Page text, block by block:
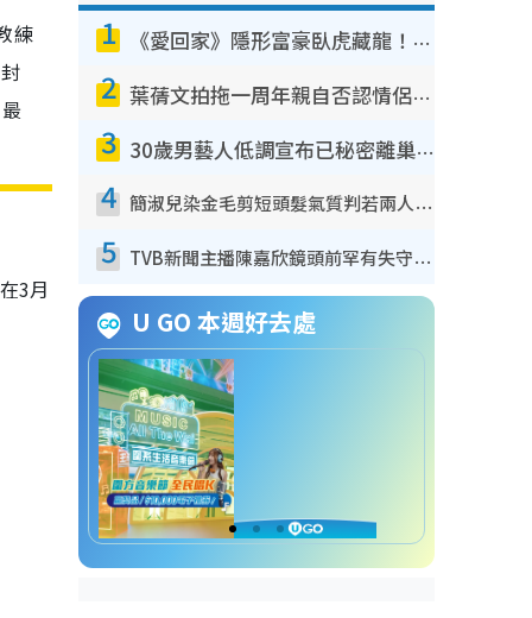
練
3月
1 《愛回家》隱形富豪臥虎藏龍！盤點12位財氣逼人的有錢藝人：呢位靚女3億身家唔憂做
2 葉蒨文拍拖一周年親自否認情侶關係？！被質疑感情造假竟稱GM「普通同事」
3 30歲男藝人低調宣布已秘密離巢！人氣急跌變失蹤人口︰「這幾年過得並不容易」
4 簡淑兒染金毛剪短頭髮氣質判若兩人！嚇壞老公麥大力都認唔出：「你做咩事？」
5 TVB新聞主播陳嘉欣鏡頭前罕有失守！遭林超英一句說話突襲嚇親當場大笑
U GO 本週好去處